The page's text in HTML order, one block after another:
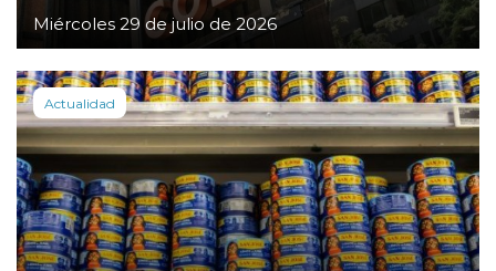
Miércoles 29 de julio de 2026
Actualidad